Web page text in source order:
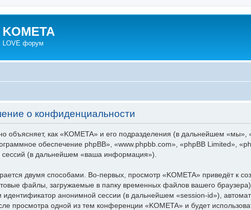
KOMETA
LOVE форум
о конфиденциальности
объясняет, как «KOMETA» и его подразделения (в дальнейшем
обеспечение phpBB», «www.phpbb.com», «phpBB Limited»,
сессий (в дальнейшем «ваша информация»).
двумя способами. Во-первых, просмотр «KOMETA» приведёт к
файлы, загружаемые в папку временных файлов вашего
анонимной сессии (в дальнейшем «session-id»),
просмотра одной из тем конференции «KOMETA» и будет